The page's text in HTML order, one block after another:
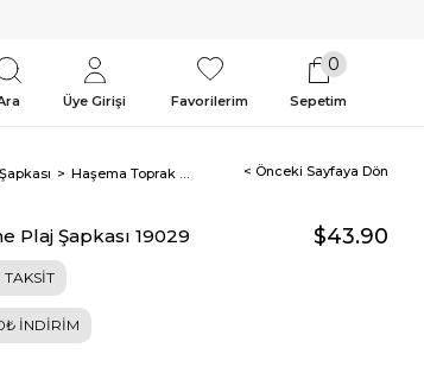
Sepetim
0
Favorilerim
Üye Girişi
Haşema Toprak Renk Örme Plaj Şapkası 19029 < Önceki Sayfaya Dön
Plaj Şapkası 19029 $43.90
TAKSİT
İNDİRİM